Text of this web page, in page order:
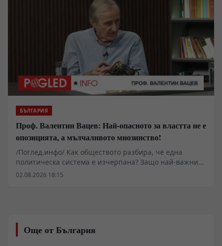
БЪЛГАРИЯ
Проф. Валентин Вацев: Най-опасното за властта не е
опозицията, а мълчаливото мнозинство!
/Поглед.инфо/ Как обществото разбира, че една
политическа система е изчерпана? Защо най-важните
промени започват много преди изборите и защо
обществото“ – фазата, в която доверието към стария
модел вече е разрушено, но новият все още не се е
02.08.2026 18:15
Още от България